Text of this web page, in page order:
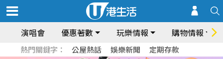
演唱會 優惠著數 玩樂情報 購物情報
熱門關鍵字： 公屋熱話 娛樂新聞 定期存款